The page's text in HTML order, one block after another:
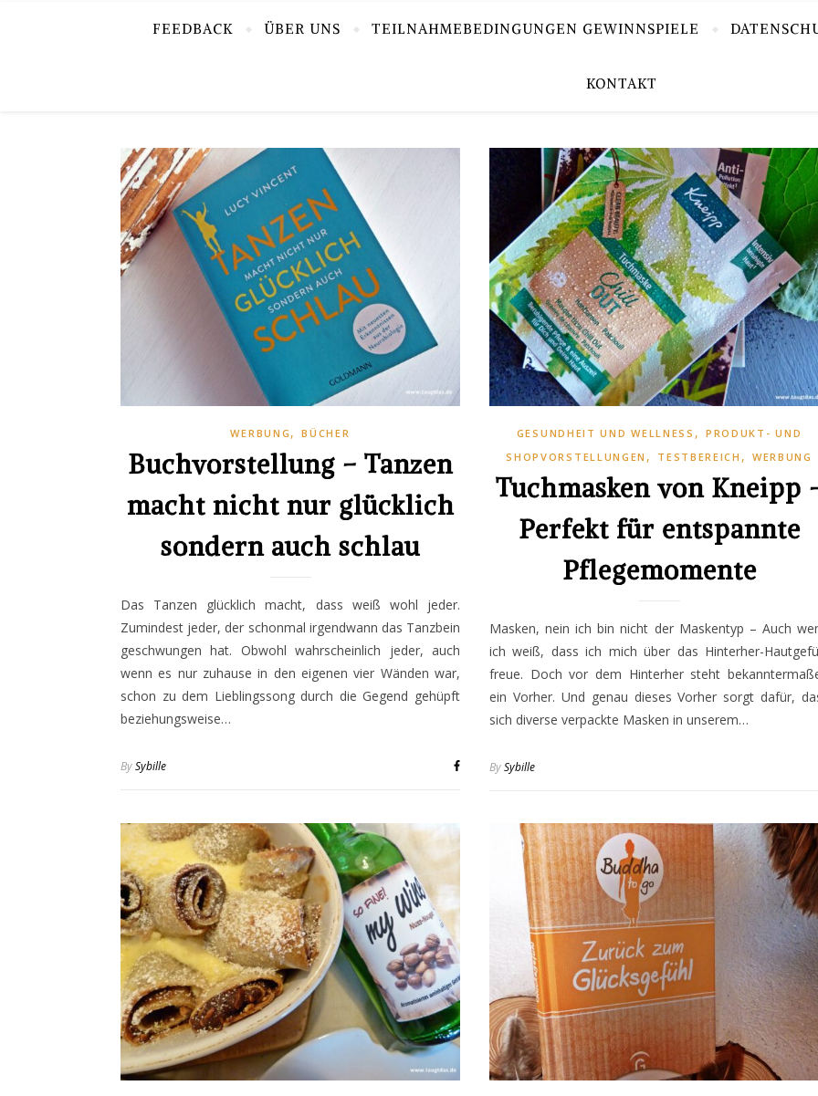
FEEDBACK ÜBER UNS TEILNAHMEBEDINGUNGEN GEWINNSPIELE
KONTAKT
WERBUNG ,BÜCHER
Buchvorstellung – Tanzen
macht nicht nur glücklich
sondern auch schlau
Das Tanzen glücklich macht, dass weiß wohl jeder.
Zumindest jeder, der schonmal irgendwann das Tanzbein
geschwungen hat. Obwohl wahrscheinlich jeder, auch
wenn es nur zuhause in den eigenen vier Wänden war,
schon zu dem Lieblingssong durch die Gegend gehüpft
beziehungsweise…
BySybille
GESUNDHEIT UND WELLNESS , PRODUKT- UND
SHOPVORSTELLUNGEN , TESTBEREICH , WERBUNG
Tuchmasken von Kneipp
Perfekt für entspannte
Pflegemomente
Masken, nein ich bin nicht der Maskentyp – Auch
ich weiß, dass ich mich über das Hinterher-
freue. Doch vor dem Hinterher steht
ein Vorher. Und genau dieses Vorher sorgt dafür,
sich diverse verpackte Masken in unserem…
BySybille